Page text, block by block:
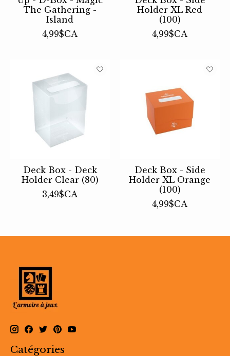
The Gathering -
Island
4,99$CA
Holder XL Red
(100)
4,99$CA
Deck Box - Deck
Holder Clear (80)
3,49$CA
Deck Box - Side
Holder XL Orange
(100)
4,99$CA
Catégories